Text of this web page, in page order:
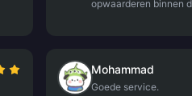
opwaarderen binnen
Mohammad
Goede service.